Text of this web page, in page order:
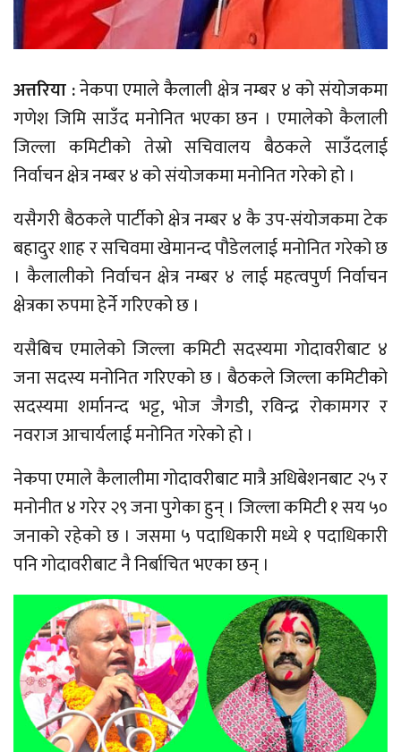
अत्तरिया :नेकपा एमाले कैलाली क्षेत्र नम्बर ४ को संयोजकमा
गणेश जिमि साउँद मनोनित भएका छन । एमालेको कैलाली
जिल्ला कमिटीको तेस्रो सचिवालय बैठकले साउँदलाई
निर्वाचन क्षेत्र नम्बर ४ को संयोजकमा मनोनित गरेको हो ।
यसैगरी बैठकले पार्टीको क्षेत्र नम्बर ४ कै उप-संयोजकमा टेक
बहादुर शाह र सचिवमा खेमानन्द पौडेललाई मनोनित गरेको छ
। कैलालीको निर्वाचन क्षेत्र नम्बर ४ लाई महत्वपुर्ण निर्वाचन
क्षेत्रका रुपमा हेर्ने गरिएको छ ।
यसैबिच एमालेको जिल्ला कमिटी सदस्यमा गोदावरीबाट ४
जना सदस्य मनोनित गरिएको छ । बैठकले जिल्ला कमिटीको
सदस्यमा शर्मानन्द भट्ट, भोज जैगडी, रविन्द्र रोकामगर र
नवराज आचार्यलाई मनोनित गरेको हो ।
नेकपा एमाले कैलालीमा गोदावरीबाट मात्रै अधिबेशनबाट २५ र
मनोनीत ४ गरेर २९ जना पुगेका हुन् । जिल्ला कमिटी १ सय ५०
जनाको रहेको छ । जसमा ५ पदाधिकारी मध्ये १ पदाधिकारी
पनि गोदावरीबाट नै निर्बाचित भएका छन् ।